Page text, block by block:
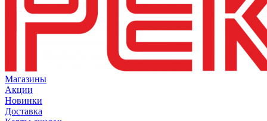
Магазины
Акции
Новинки
Доставка